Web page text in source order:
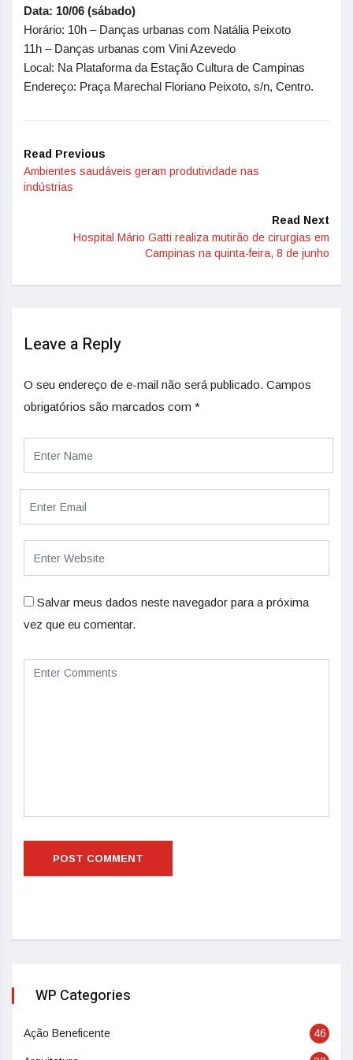
Data: 10/06 (sábado)
Horário: 10h – Danças urbanas com Natália Peixoto
11h – Danças urbanas com Vini Azevedo
Local: Na Plataforma da Estação Cultura de Campinas
Endereço: Praça Marechal Floriano Peixoto, s/n, Centro.
Read Previous
Ambientes saudáveis geram produtividade nas
indústrias
Read Next
Hospital Mário Gatti realiza mutirão de cirurgias em
Campinas na quinta-feira, 8 de junho
Leave a Reply
O seu endereço de e-mail não será publicado. Campos
obrigatórios são marcados com *
Salvar meus dados neste navegador para a próxima
vez que eu comentar.
WP Categories
Ação Beneficente 46